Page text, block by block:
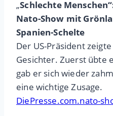
„Schlechte
Nato-Show mit
Spanien-Schelte
Der US-Präsident
Gesichter. Zuerst übte
gab er sich wieder
eine wichtige Zusage.
DiePresse.com.nato-